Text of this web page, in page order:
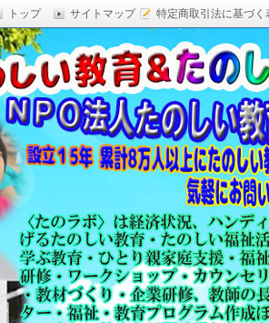
特定商取引法に基づく
トップ サイトマップ
研究所（沖縄）公式サ
,楽しい自由研究,面白い自由研究,楽しい
のしい授業,たのしい教育 日本一
育技術,教育方法,内発的動機づけ,沖縄 学
法,沖縄 教育問題,enjoyable
たのしい教育,沖縄の学力,仮説実験授業,
く学び 一生ものの「賢さ・学力」を,自
ドラー 心理学,面白い,沖縄 学力問題,授業
用試験,合格,セミナー,研修,板倉聖宣,Ｌ
学力,補習,読み語り,読み聞かせ,授業ネ
フェッショなる集団,学ぶこと本来のたの
授業を実施,99％の高い評価,仮説実験授,
言葉,